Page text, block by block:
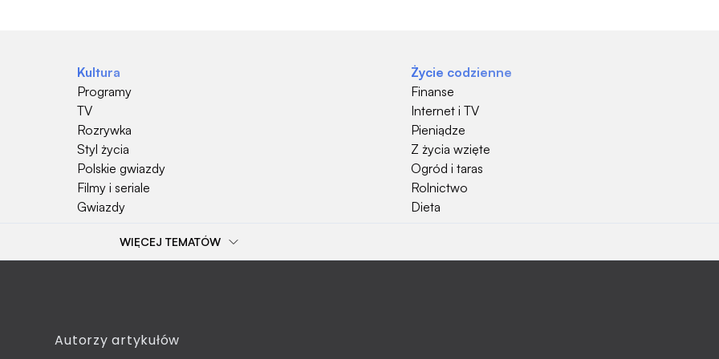
Kultura
Programy
TV
Rozrywka
Styl życia
Polskie gwiazdy
Filmy i seriale
Gwiazdy
Życie codzienne
Finanse
Internet i TV
Pieniądze
Z życia wzięte
Ogród i taras
Rolnictwo
Dieta
Popularne tematy
Emerytura
WIĘCEJ TEMATÓW
Autorzy artykułów